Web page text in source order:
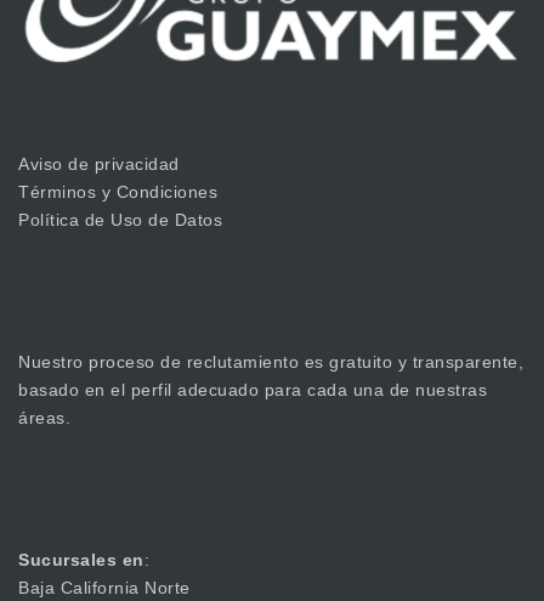
Aviso de privacidad
Términos y Condiciones
Política de Uso de Datos
Nuestro proceso de reclutamiento es gratuito y transparente,
basado en el perfil adecuado para cada una de nuestras
áreas.
Sucursales en:
Baja California Norte